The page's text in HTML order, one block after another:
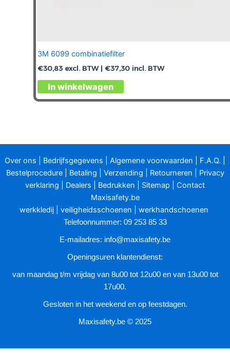
3M 6099 combinatiefilter
€30,83 excl. BTW | €37,30 incl. BTW
In winkelwagen
Over ons Bedrijfsgegevens Algemene voorwaarden F.A.Q.
Bestelprocedure| Betaling Verzending Retourneren
Privacy
verklaring
Dealers Bedrukken Sitemap
Contact
Maxisafety.be
werkkledij
veiligheidsschoenen werkhandschoenen
Telefoonnummer: 09 253 85 33
E-mailadres: info@maxisafety.be
Openingsuren klantendienst:
van maandag t/m vrijdag van 8u00 tot 12u00 en van 13u00 tot
17u00.
Gesloten in het weekend en op feestdagen.
Maxisafety.be © 2025